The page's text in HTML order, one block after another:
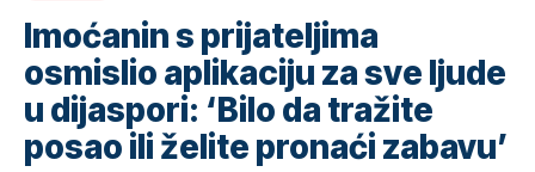
Imoćanin s prijateljima
osmislio aplikaciju za sve ljude
u dijaspori: ‘Bilo da tražite
posao ili želite pronaći zabavu’